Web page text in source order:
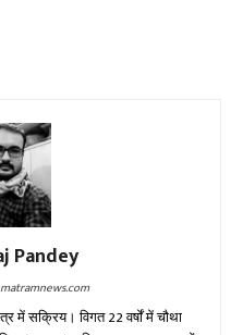
Pandey
में सक्रिय। विगत 22 वर्षों में चौथा